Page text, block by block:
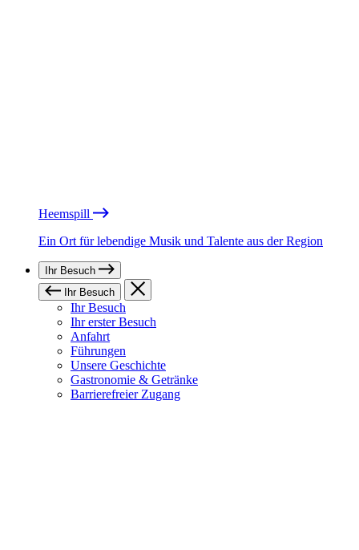
Heemspill
Ein Ort für lebendige Musik und Talente aus der Region
Ihr Besuch
Ihr Besuch
Ihr Besuch
Ihr erster Besuch
Anfahrt
Führungen
Unsere Geschichte
Gastronomie & Getränke
Barrierefreier Zugang